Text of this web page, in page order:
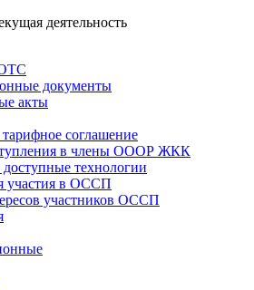
деятельность
документы
акты
соглашение
в члены ОООР ЖКК
технологии
участия в ОССП
участников ОССП